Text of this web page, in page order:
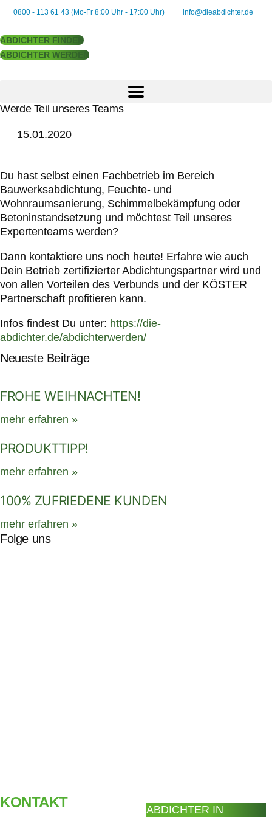
0800 - 113 61 43 (Mo-Fr 8:00 Uhr - 17:00 Uhr) info@dieabdichter.de
ABDICHTER FINDEN
ABDICHTER WERDEN
NACHHALTIGE
Werde Teil unseres Teams
15.01.2020
Du hast selbst einen Fachbetrieb im Bereich
Bauwerksabdichtung, Feuchte- und
Wohnraumsanierung, Schimmelbekämpfung oder
Betoninstandsetzung und möchtest Teil unseres
Expertenteams werden?
Dann kontaktiere uns noch heute! Erfahre wie auch
Dein Betrieb zertifizierter Abdichtungspartner wird und
von allen Vorteilen des Verbunds und der KÖSTER
Partnerschaft profitieren kann.
Infos findest Du unter: https://die-
abdichter.de/abdichterwerden/
Neueste Beiträge
FROHE WEIHNACHTEN!
mehr erfahren »
PRODUKTTIPP!
mehr erfahren »
100% ZUFRIEDENE KUNDEN
mehr erfahren »
Folge uns
KONTAKT ABDICHTER IN